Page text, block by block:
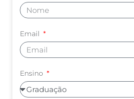
Email
Ensino